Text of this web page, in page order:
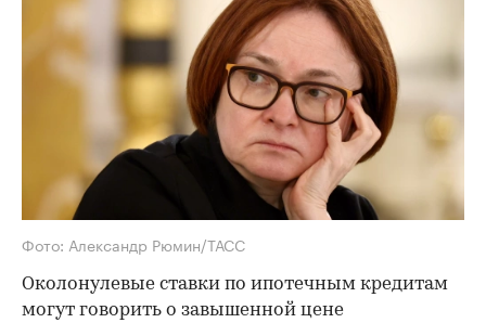
Фото: Александр Рюмин/ТАСС
Околонулевые ставки по ипотечным кредитам
могут говорить о завышенной цене